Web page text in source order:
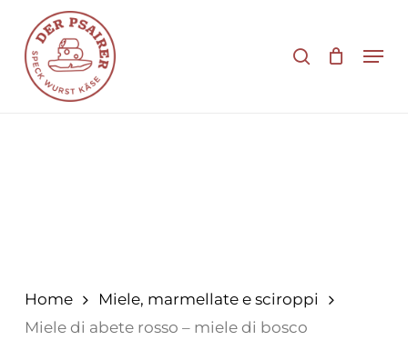
contenuto
principale
Home
Miele, marmellate e sciroppi
Miele di abete rosso – miele di bosco